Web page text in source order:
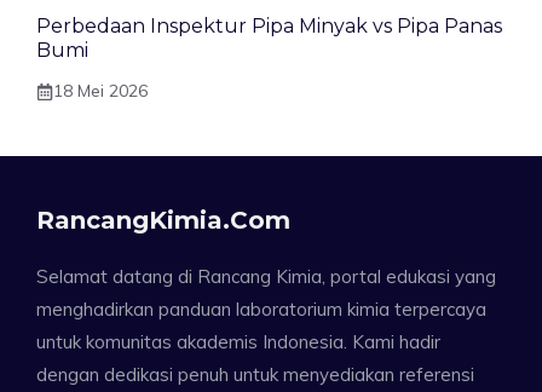
Perbedaan Inspektur Pipa Minyak vs Pipa Panas
Bumi
18 Mei 2026
RancangKimia.com
Selamat datang di Rancang Kimia, portal edukasi yang
menghadirkan panduan laboratorium kimia terpercaya
untuk komunitas akademis Indonesia. Kami hadir
dengan dedikasi penuh untuk menyediakan referensi